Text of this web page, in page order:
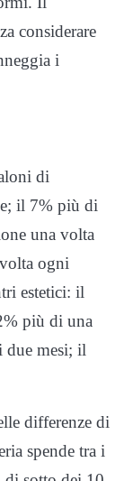
considerare
i
di
il 7% più di
una volta
ogni
estetici: il
più di una
due mesi; il
differenze di
spende tra i